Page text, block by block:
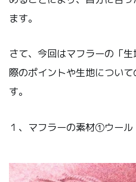
ます。
さて、今回はマフラーの「
際のポイントや生地につい
す。
１、マフラーの素材①ウール